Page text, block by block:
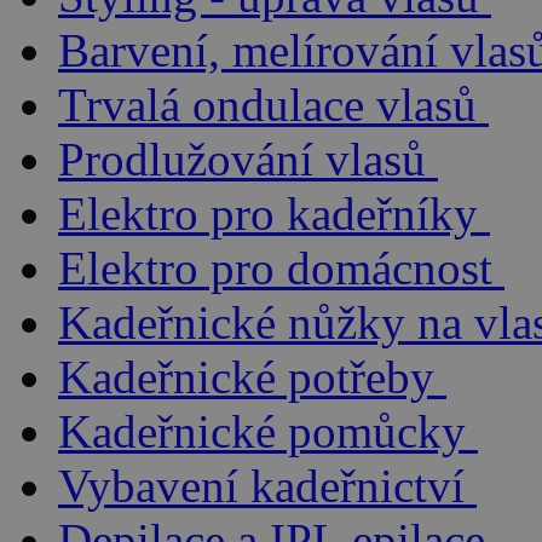
Barvení, melírování
Trvalá ondulace vlasů
Prodlužování vlasů
Elektro pro kadeřníky
Elektro pro domácnost
Kadeřnické nůžky na
Kadeřnické potřeby
Kadeřnické pomůcky
Vybavení kadeřnictví